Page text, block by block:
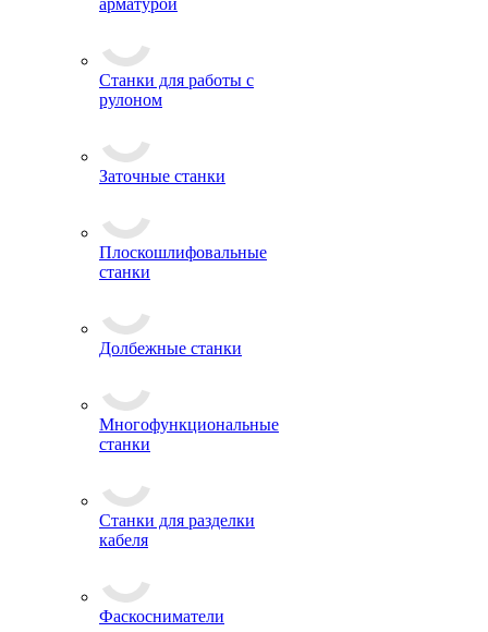
арматурой
Станки для работы с
рулоном
Заточные станки
Плоскошлифовальные
станки
Долбежные станки
Многофункциональные
станки
Станки для разделки
кабеля
Фаскосниматели